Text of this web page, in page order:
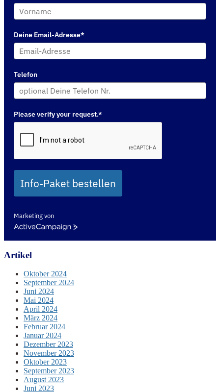
Deine Email-Adresse*
Telefon
Please verify your request.*
Info-Paket bestellen
Marketing von
ActiveCampaign
Artikel
Oktober 2024
September 2024
Juni 2024
Mai 2024
April 2024
März 2024
Februar 2024
Januar 2024
Dezember 2023
November 2023
Oktober 2023
September 2023
August 2023
Juni 2023